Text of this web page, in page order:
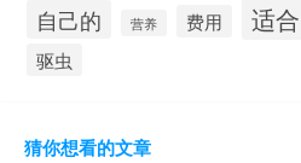
自己的 营养 费用 适合
驱虫
猜你想看的文章